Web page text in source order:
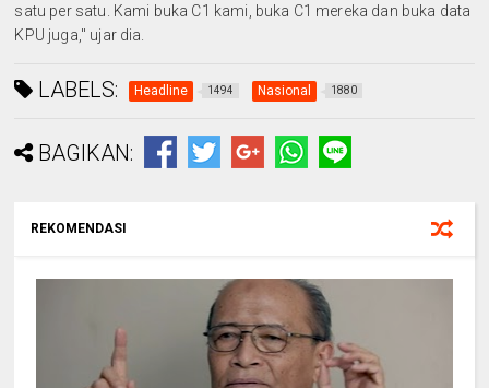
satu per satu. Kami buka C1 kami, buka C1 mereka dan buka data
KPU juga," ujar dia.
LABELS: Headline 1494 Nasional 1880
BAGIKAN:
REKOMENDASI